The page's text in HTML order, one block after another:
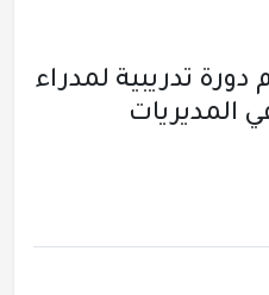
دورة تدريبية لمدراء
المديريات